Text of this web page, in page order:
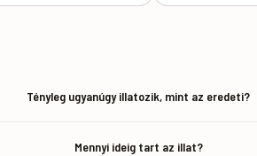
Tényleg ugyanúgy illatozik, mint az eredeti?
Mennyi ideig tart az illat?